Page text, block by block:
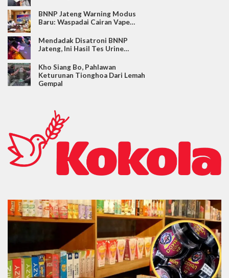
BNNP Jateng Warning Modus
Baru: Waspadai Cairan Vape…
Mendadak Disatroni BNNP
Jateng, Ini Hasil Tes Urine…
Kho Siang Bo, Pahlawan
Keturunan Tionghoa Dari Lemah
Gempal